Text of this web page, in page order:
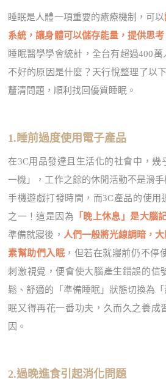
睡眠是人體一項重要的癒療機制，可以
系統，讓身體可以儲存能量，提供思考
睡眠醫學學會統計，全台有超過400
不好的原因是什麼？天行悅整理了以
釐清問題，順利找回優質睡眠。
1.睡前過度使用電子產品
在3C用品發達且生活化的社會中，幾
一機」，工作之餘的休閒活動不是滑
手機遊戲打發時間，而3C產品的使用
之一！這是因為 「晚上休息」是大腦
準備就寢後， 人們一般將光線調暗，
素幫助們入眠 ，但若在就寢前仍不停
刺激視覺，便會使大腦產生錯誤的信
鬆、舒適的「準備睡眠」狀態切換為
眠又得再花一番功夫，久而久之養成
因。
2.過晚進食引起消化問題